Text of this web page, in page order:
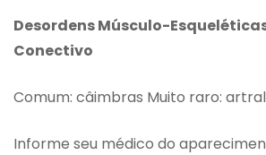
Desordens Músculo-
Conectivo
Comum: câimbras Muito raro:
Informe seu médico do